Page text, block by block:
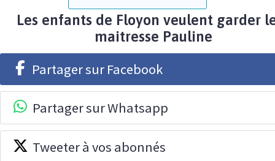
Les enfants de Floyon veulent garder
maitresse Pauline
Partager sur Facebook
Partager sur Whatsapp
Tweeter à vos abonnés